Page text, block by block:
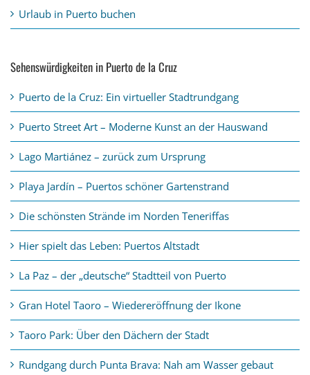
Urlaub in Puerto buchen
Sehenswürdigkeiten in Puerto de la Cruz
Puerto de la Cruz: Ein virtueller Stadtrundgang
Puerto Street Art – Moderne Kunst an der Hauswand
Lago Martiánez – zurück zum Ursprung
Playa Jardín – Puertos schöner Gartenstrand
Die schönsten Strände im Norden Teneriffas
Hier spielt das Leben: Puertos Altstadt
La Paz – der „deutsche“ Stadtteil von Puerto
Gran Hotel Taoro – Wiedereröffnung der Ikone
Taoro Park: Über den Dächern der Stadt
Rundgang durch Punta Brava: Nah am Wasser gebaut